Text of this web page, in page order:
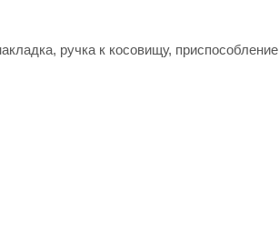
ручка к косовищу, приспособление